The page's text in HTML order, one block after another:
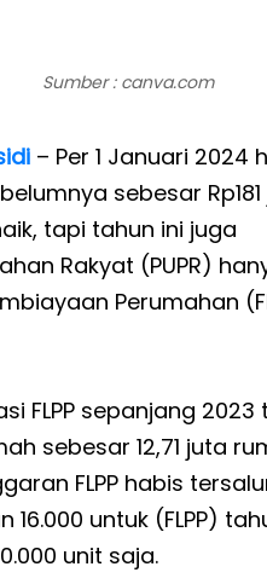
Sumber : canva.com
– Per 1 Januari 2024
sebesar
tapi tahun ini juga
Rakyat (PUPR)
Perumahan
FLPP sepanjang 2023
sebesar 12,71 juta
FLPP habis
untuk (FLPP)
unit saja.